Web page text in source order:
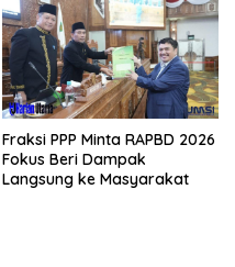
Fraksi PPP Minta RAPBD 2026
Fokus Beri Dampak
Langsung ke Masyarakat